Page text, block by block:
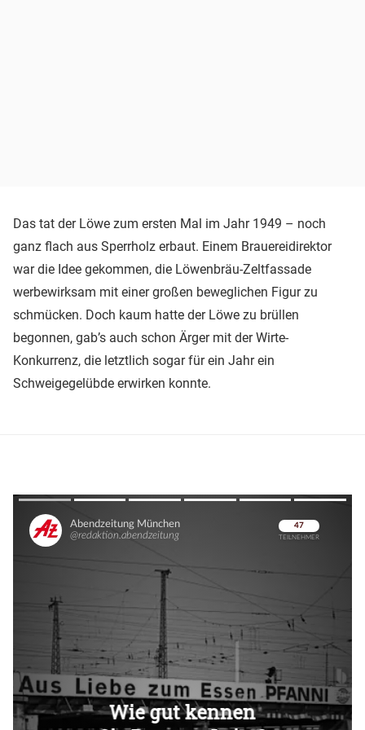
Das tat der Löwe zum ersten Mal im Jahr 1949 – noch
ganz flach aus Sperrholz erbaut. Einem Brauereidirektor
war die Idee gekommen, die Löwenbräu-Zeltfassade
werbewirksam mit einer großen beweglichen Figur zu
schmücken. Doch kaum hatte der Löwe zu brüllen
begonnen, gab’s auch schon Ärger mit der Wirte-
Konkurrenz, die letztlich sogar für ein Jahr ein
Schweigegelübde erwirken konnte.
Überspringen
Überspringen